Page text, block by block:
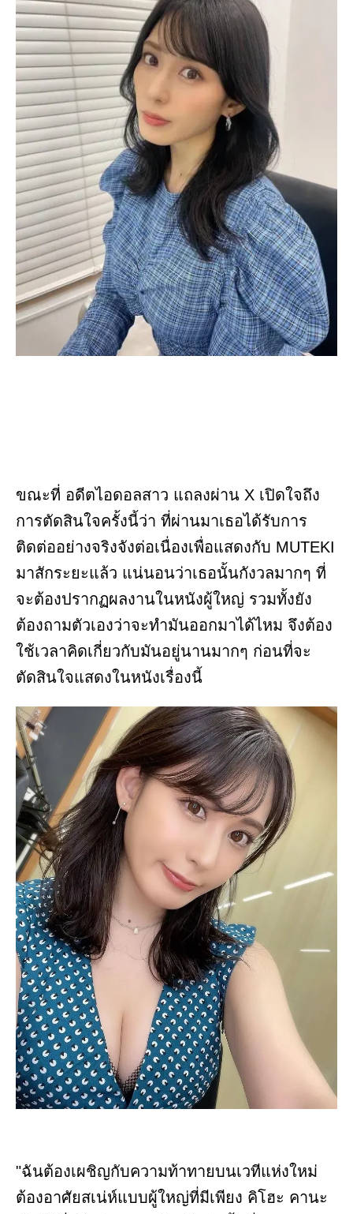
ขณะที่ อดีตไอดอลสาว แถลงผ่าน X เปิดใจถึง
การตัดสินใจครั้งนี้ว่า ที่ผ่านมาเธอได้รับการ
ติดต่ออย่างจริงจังต่อเนื่องเพื่อแสดงกับ MUTEKI
มาสักระยะแล้ว แน่นอนว่าเธอนั้นกังวลมากๆ ที่
จะต้องปรากฏผลงานในหนังผู้ใหญ่ รวมทั้งยัง
ต้องถามตัวเองว่าจะทำมันออกมาได้ไหม จึงต้อง
ใช้เวลาคิดเกี่ยวกับมันอยู่นานมากๆ ก่อนที่จะ
ตัดสินใจแสดงในหนังเรื่องนี้
"ฉันต้องเผชิญกับความท้าทายบนเวทีแห่งใหม่
ต้องอาศัยสเน่ห์แบบผู้ใหญ่ที่มีเพียง คิโฮะ คานะ